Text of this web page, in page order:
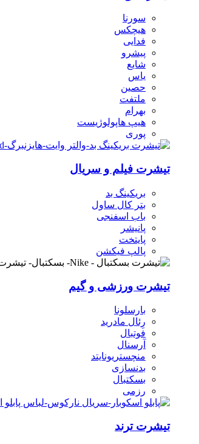
سورنا
هیچکس
فدایی
پیشرو
شایع
یاس
حصین
ملتفت
بهرام
هیپ هاپولوژیست
پوری
تیشرت فیلم و سریال
بریکینگ بد
بتر کال ساول
باب اسفنجی
پانیشر
پایتخت
پالپ فیکشن
تیشرت ورزشی و گیم
بارسلونا
رِئال مادرید
فوتبال
آرسنال
منچستریونایتد
بدنسازی
بسکتبال
رزمی
تیشرت ترند